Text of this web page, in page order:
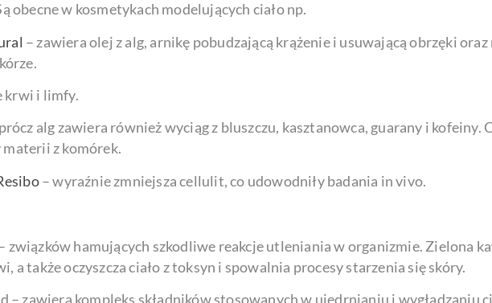
obecne w kosmetykach modelujących ciało np.
– zawiera olej z alg, arnikę pobudzającą krążenie i usuwającą obrzęki
krwi i limfy.
alg zawiera również wyciąg z bluszczu, kasztanowca, guarany i kofeiny.
z komórek.
– wyraźnie zmniejsza cellulit, co udowodniły badania in vivo.
hamujących szkodliwe reakcje utleniania w organizmie. Zielona
a także oczyszcza ciało z toksyn i spowalnia procesy starzenia się skóry.
– zawiera kompleks składników stosowanych w ujędrnianiu i wygładzaniu